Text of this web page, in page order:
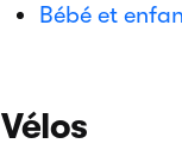
Bébé et
Vélos